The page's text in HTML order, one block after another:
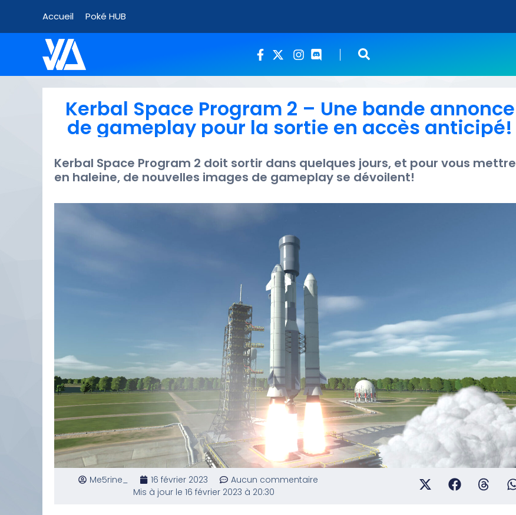
Accueil Poké HUB
Kerbal Space Program 2 – Une bande annonce
de gameplay pour la sortie en accès anticipé!
Kerbal Space Program 2 doit sortir dans quelques jours, et pour vous mettre
en haleine, de nouvelles images de gameplay se dévoilent!
Me5rine_ 16 février 2023
Aucun commentaire
Mis à jour le 16 février 2023 à 20:30